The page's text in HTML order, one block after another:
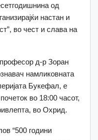
од
настан и
во чест и слава на
професор д-р Зоран
намликовната
Букефал, е
во 18:00 часот,
во Охрид.
“500 години